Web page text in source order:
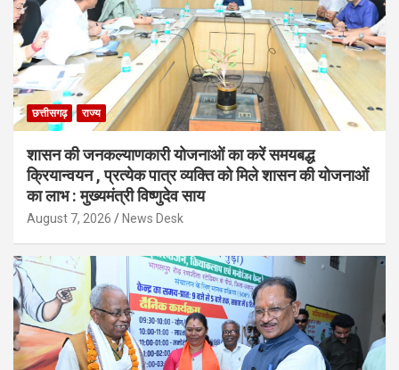
छत्तीसगढ़ राज्य
शासन की जनकल्याणकारी योजनाओं का करें समयबद्ध
क्रियान्वयन , प्रत्येक पात्र व्यक्ति को मिले शासन की योजनाओं
का लाभ : मुख्यमंत्री विष्णुदेव साय
August 7, 2026 News Desk